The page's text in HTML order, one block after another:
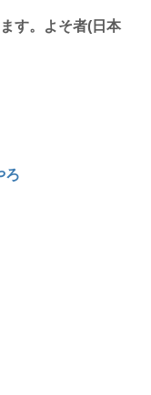
す。よそ者(日本
ろ